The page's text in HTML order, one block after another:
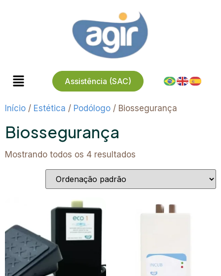
Assistência (SAC)
Início / Estética / Podólogo / Biossegurança
Biossegurança
Mostrando todos os 4 resultados